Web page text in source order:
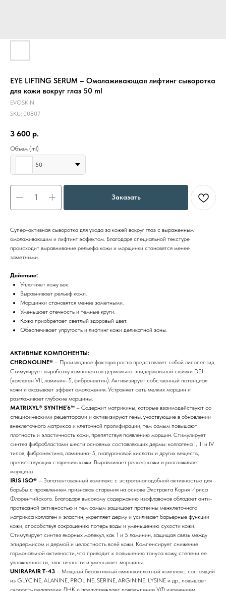
EYE LIFTING SERUM – Омолаживающая лифтинг сыворотка
для кожи вокруг глаз 50 ml
EVOSKIN
SKU: 00807
3 600 р.
Объем (ml)
50
Заказать
Супер-активная сыворотка для ухода за кожей вокруг глаз с выраженным
омолаживающим и лифтинг эффектом. Благодаря специальной текстуре
происходит выравнивание рельефа кожи и морщинки становятся менее
заметными.
Действие:
Уплотняет кожу век.
Выравнивает рельеф кожи.
Морщинки становятся менее заметными.
Уменьшает отечность и темные круги.
Кожа приобретает светлый здоровый цвет.
Обеспечивает упругость и лифтинг кожи деликатной зоны.
АКТИВНЫЕ КОМПОНЕНТЫ:
CHRONOLINE® – Производное фактора роста представляет собой липопептид.
Стимулирует выработку компонентов дермально-эпидермальной сшивки DEJ
(коллаген VII, ламинин-5, фибронектин). Активизирует собственный потенциал
кожи и оказывает эффект омоложения. Устраняет сеть мелких морщин и
разглаживает глубокие морщины.
MATRIXYL® SYNTHE’6™ – Содержит матрикины, которые взаимодействуют со
специфическими рецепторами и активизируют гены, участвующие в обновлении
внеклеточного матрикса и клеточной пролифирации, тем самым повышают
плотность и эластичность кожи, препятствуя появлению морщин. Стимулирует
синтез фибробластами шести основных составляющих дермы: коллагена I, III и IV
типов, фибронектина, ламинина-5, гиалуроновой кислоты и других веществ,
препятствующих старению кожи. Выравнивает рельеф кожи и разглаживает
морщины.
IRIS ISO® – Запатентованный комплекс с эстрогеноподобной активностью для
борьбы с проявлением признаков старения на основе Экстракта Корня Ириса
Флорентийского. Благодаря высокому содержанию изофлавонов обладает анти-
протеазной активностью и тем самым защищает протеины межклеточного
матрикса коллаген и эластин, укрепляет дерму и усиливает барьерные функции
кожи, способствуя сокращению потерь воды и уменьшению сухости кожи.
Стимулирует синтез якорных молекул, как 1 и 5 ламинин, защищая связь между
эпидермисом и дермой и целостность всей кожи. Компенсирует снижение
гормональной активности, что приводит к повышению тонуса кожу, степени ее
увлажненности, эластичности и уменьшает морщины.
UNIRAPAIR T-43 – Mощный биоактивный аминокислотный комплекс, состоящий
из GLYCINE, ALANINE, PROLINE, SERINE, ARGININE, LYSINE и др., повышает
скорость репарации ДНК и предупреждает повреждение УФ излучением.